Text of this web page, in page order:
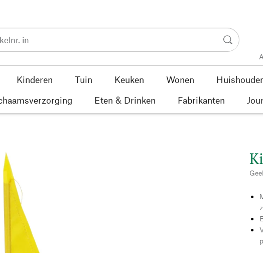
Kinderen Tuin Keuken Wonen
Eten & Drinken Fabrikanten
Geel